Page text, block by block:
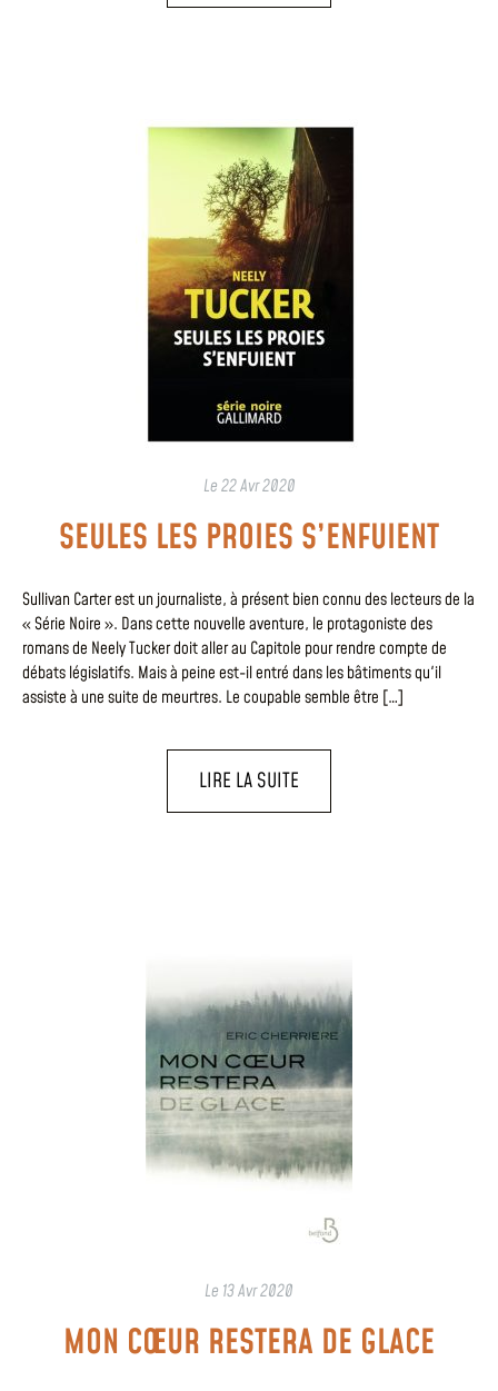
Le22 Avr 2020
SEULES LES PROIES S’ENFUIENT
Sullivan Carter est un journaliste, à présent bien connu des lecteurs de la
« Série Noire ». Dans cette nouvelle aventure, le protagoniste des
romans de Neely Tucker doit aller au Capitole pour rendre compte de
débats législatifs. Mais à peine est-il entré dans les bâtiments qu'il
assiste à une suite de meurtres. Le coupable semble être […]
LIRE LA SUITE
Le 13 Avr 2020
MON CŒUR RESTERA DE GLACE